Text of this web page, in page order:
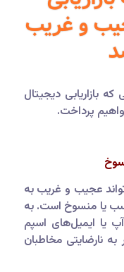
و غریب
بازاریابی دیجیتال
پرداخت.
عجیب و غریب به
یا منسوخ است. به
یا ایمیل‌های اسپم
نارضایتی مخاطبان